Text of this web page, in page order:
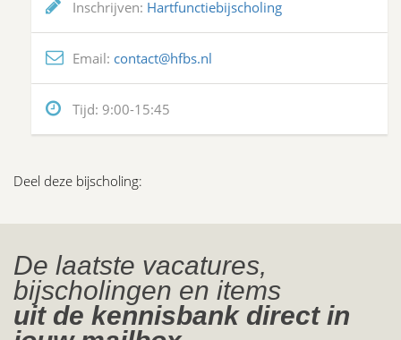
Inschrijven: Hartfunctiebijscholing
Email: contact@hfbs.nl
Tijd: 9:00-15:45
Deel deze bijscholing:
De laatste vacatures,
bijscholingen en items
uit de kennisbank direct in